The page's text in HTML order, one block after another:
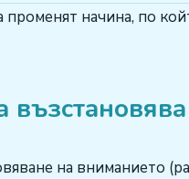
начина, по
на вниманието